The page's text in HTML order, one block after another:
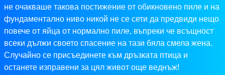
не очакваше такова постижение от обикновено пиле и на
фундаментално ниво никой не се сети да предвиди нещо
повече от яйца от нормално пиле, въпреки че всъщност
всеки дължи своето спасение на тази бяла смела жена.
Случайно се присъединете към дръзката птица и
останете изправени за цял живот още веднъж!